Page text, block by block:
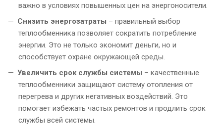
важно в условиях повышенных цен на энергоносители.
Снизить энергозатраты – правильный выбор
теплообменника позволяет сократить потребление
энергии. Это не только экономит деньги, но и
способствует охране окружающей среды.
Увеличить срок службы системы – качественные
теплообменники защищают систему отопления от
перегрева и других негативных воздействий. Это
помогает избежать частых ремонтов и продлить срок
службы всей системы.